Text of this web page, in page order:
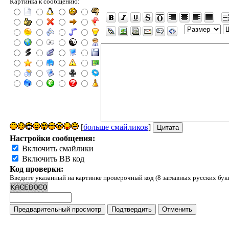
[больше смайликов]
Настройки сообщения:
Включить смайлики
Включить BB код
Код проверки:
Введите указанный на картинке проверочный код (8 заглавных русских